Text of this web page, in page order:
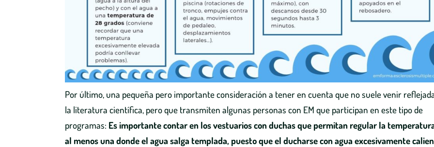
Por último, una pequeña pero importante consideración a tener en cuenta que no suele venir
la literatura científica, pero que transmiten algunas personas con EM que participan en este tipo de
programas: Es importante contar en los vestuarios con duchas que permitan regular la
al menos una donde el agua salga templada, puesto que el ducharse con agua excesivamente